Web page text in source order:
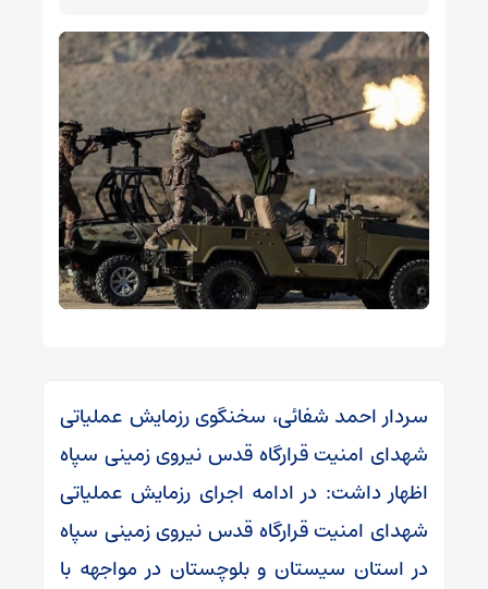
سردار احمد شفائی، سخنگوی رزمایش عملیاتی
شهدای امنیت قرارگاه قدس نیروی زمینی سپاه
اظهار داشت: در ادامه اجرای رزمایش عملیاتی
شهدای امنیت قرارگاه قدس نیروی زمینی سپاه
در استان سیستان و بلوچستان در مواجهه با